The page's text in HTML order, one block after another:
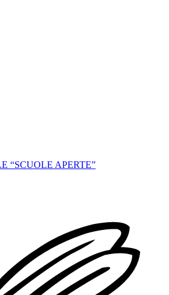
“SCUOLE APERTE”